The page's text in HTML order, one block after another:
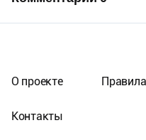
О проекте Правила
Контакты